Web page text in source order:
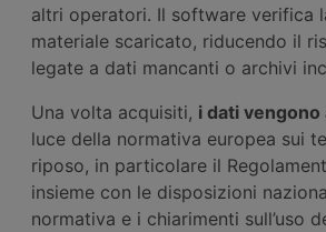
altri operatori. Il software verifica
materiale scaricato, riducendo il
legate a dati mancanti o archivi
Una volta acquisiti, i dati vengono
luce della normativa europea sui
riposo, in particolare il
insieme con le disposizioni
normativa e i chiarimenti sull’uso